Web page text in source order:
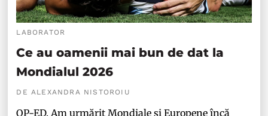
LABORATOR
Ce au oamenii mai bun de dat la
Mondialul 2026
DE ALEXANDRA NISTOROIU
OP-ED. Am urmărit Mondiale și Europene încă